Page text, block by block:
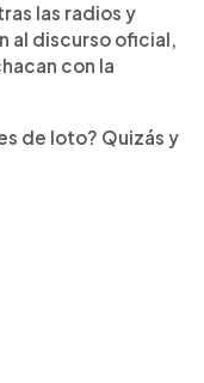
las radios y
al discurso oficial,
con la
de loto? Quizás y